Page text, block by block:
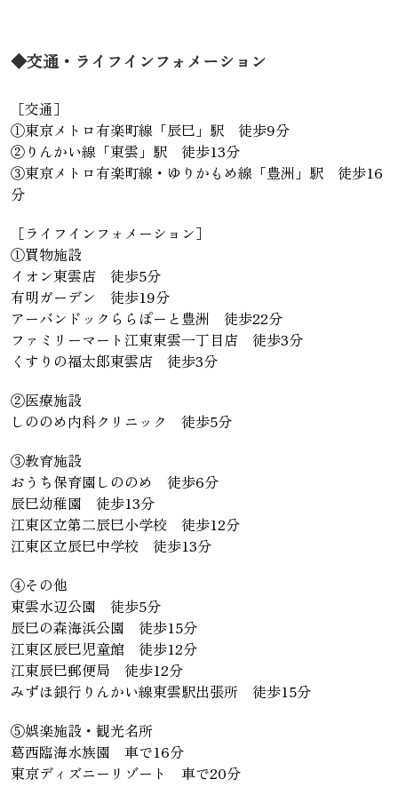
◆交通・ライフインフォメーション
［交通］
①東京メトロ有楽町線「辰巳」駅 徒歩9分
②りんかい線「東雲」駅 徒歩13分
③東京メトロ有楽町線・ゆりかもめ線「豊洲」駅 徒歩16
分
［ライフインフォメーション］
①買物施設
イオン東雲店 徒歩5分
有明ガーデン 徒歩19分
アーバンドックららぽーと豊洲 徒歩22分
ファミリーマート江東東雲一丁目店 徒歩3分
くすりの福太郎東雲店 徒歩3分
②医療施設
しののめ内科クリニック 徒歩5分
③教育施設
おうち保育園しののめ 徒歩6分
辰巳幼稚園 徒歩13分
江東区立第二辰巳小学校 徒歩12分
江東区立辰巳中学校 徒歩13分
④その他
東雲水辺公園 徒歩5分
辰巳の森海浜公園 徒歩15分
江東区辰巳児童館 徒歩12分
江東辰巳郵便局 徒歩12分
みずほ銀行りんかい線東雲駅出張所 徒歩15分
⑤娯楽施設・観光名所
葛西臨海水族園 車で16分
東京ディズニーリゾート 車で20分